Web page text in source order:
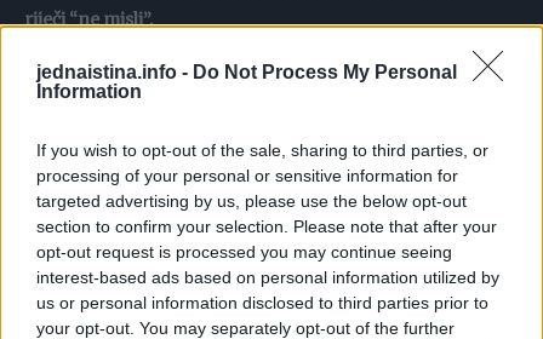
jednaistina.info - Do Not Process My Personal
Information
If you wish to opt-out of the sale, sharing to third parties, or
processing of your personal or sensitive information for
targeted advertising by us, please use the below opt-out
section to confirm your selection. Please note that after your
opt-out request is processed you may continue seeing
interest-based ads based on personal information utilized by
us or personal information disclosed to third parties prior to
your opt-out. You may separately opt-out of the further
riječi “ne misli”.
“Metoda djeluje jer vam daje zadatak da opustite mišiće u
dr. Browning.
Video pogledajteOVJDE.
Prema njezinom iskustvu, ljudi često ne mogu spavati jer
im je um previše zauzet ili su anksiozni.